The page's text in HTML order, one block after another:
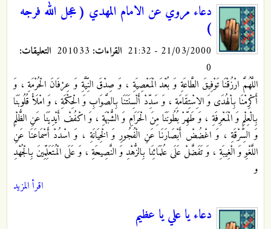
دعاء مروي عن الامام المهدي ( عجل الله فرجه
)
21/03/2000 - 21:32 القراءات:
التعليقات:
0
اللَّهُمَّ ارْزُقْنَا تَوْفِيقَ الطَّاعَةِ وَ بُعْدَ الْمَعْصِيَةِ ، وَ صِدْقَ النِّيَّةِ وَ عِرْفَانَ الْحُرْمَةِ ، وَ
أَكْرِمْنَا بِاْلهُدَى وَ الاِسْتِقَامَةِ ، وَ سَدِّدْ أَلْسِنَتَنَا بِالصَّوَابِ وَ الْحِكْمَةِ ، وَ امْلَأْ قُلُوبَنَا
بِالْعِلْمِ وَ الْمَعْرِفَةِ ، وَ طَهِّرْ بُطُونَنَا مِنَ الْحَرَامِ وَ الشُّبْهَةِ ، وَ اكْفُفْ أَيْدِيَنَا عَنِ الظُّلْمِ
وَ السِّرْقَةِ ، وَ اغْضُضْ أَبْصَارَنَا عَنِ الْفُجُورِ وَ الْخِيَانَةِ ، وَ اسْدُدْ أَسْمَاعَنَا عَنِ
اللَّغْوِ وَ الْغِيبَةِ ، وَ تَفَضَّلْ عَلَى عُلَمَائِنَا بِالزُّهْدِ وَ النَّصِيحَةِ ، وَ عَلَى الْمُتَعَلِّمِينَ بِالْجُهْدِ
و
اقرأ المزيد
دعاء يا علي يا عظيم